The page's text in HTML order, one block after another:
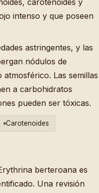
intenso y que poseen
astringentes, y las
nódulos de
Las semillas
a carbohidratos
pueden ser tóxicas.
Carotenoides
berteroana es
Una revisión